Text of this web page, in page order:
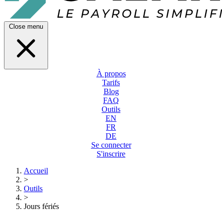
Close menu
À propos
Tarifs
Blog
FAQ
Outils
EN
FR
DE
Se connecter
S'inscrire
Accueil
>
Outils
>
Jours fériés